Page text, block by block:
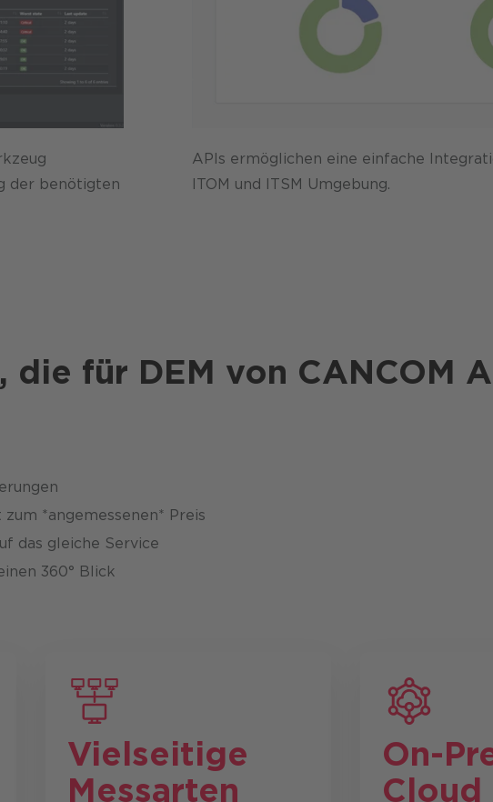
der benötigten
APIs ermöglichen eine einfache
ITOM und ITSM Umgebung.
für DEM von CANCOM
*angemessenen* Preis
das gleiche Service
360° Blick
Vielseitige
Messarten
On-
Cloud